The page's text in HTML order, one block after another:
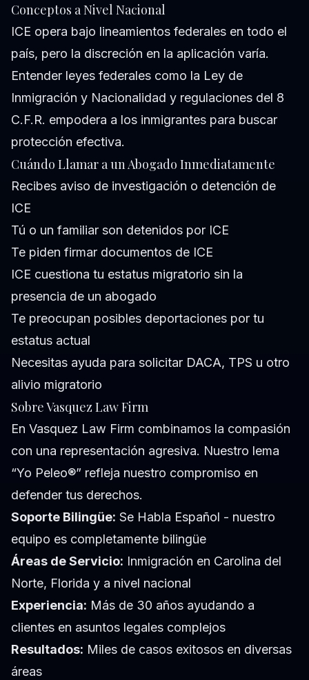
Conceptos a Nivel Nacional
ICE opera bajo lineamientos federales en todo el
país, pero la discreción en la aplicación varía.
Entender leyes federales como la Ley de
Inmigración y Nacionalidad y regulaciones del 8
C.F.R. empodera a los inmigrantes para buscar
protección efectiva.
Cuándo Llamar a un Abogado Inmediatamente
Recibes aviso de investigación o detención de
ICE
Tú o un familiar son detenidos por ICE
Te piden firmar documentos de ICE
ICE cuestiona tu estatus migratorio sin la
presencia de un abogado
Te preocupan posibles deportaciones por tu
estatus actual
Necesitas ayuda para solicitar DACA, TPS u otro
alivio migratorio
Sobre Vasquez Law Firm
En Vasquez Law Firm combinamos la compasión
con una representación agresiva. Nuestro lema
“Yo Peleo®” refleja nuestro compromiso en
defender tus derechos.
Soporte Bilingüe: Se Habla Español - nuestro
equipo es completamente bilingüe
Áreas de Servicio: Inmigración en Carolina del
Norte, Florida y a nivel nacional
Experiencia: Más de 30 años ayudando a
clientes en asuntos legales complejos
Resultados: Miles de casos exitosos en diversas
áreas